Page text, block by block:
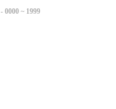
- 0000 ~ 1999